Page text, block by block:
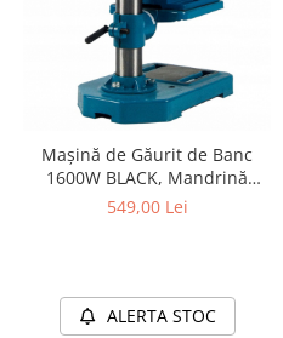
Mașină de Găurit de Banc
1600W BLACK, Mandrină
16mm, 5 Viteze + Menghină
549,00 Lei
ALERTA STOC